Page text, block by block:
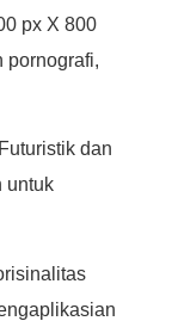
px X 800
pornografi,
dan
untuk